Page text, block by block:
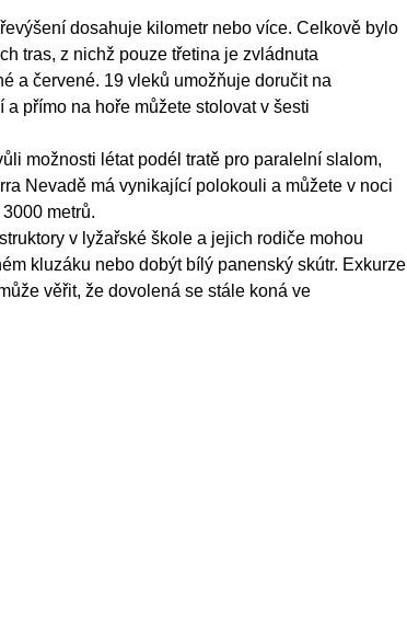
dosahuje kilometr nebo více. Celkově bylo
tras, z nichž pouze třetina je zvládnuta
a červené. 19 vleků umožňuje doručit na
přímo na hoře můžete stolovat v šesti
možnosti létat podél tratě pro paralelní slalom,
Nevadě má vynikající polokouli a můžete v noci
metrů.
v lyžařské škole a jejich rodiče mohou
kluzáku nebo dobýt bílý panenský skútr. Exkurze
věřit, že dovolená se stále koná ve